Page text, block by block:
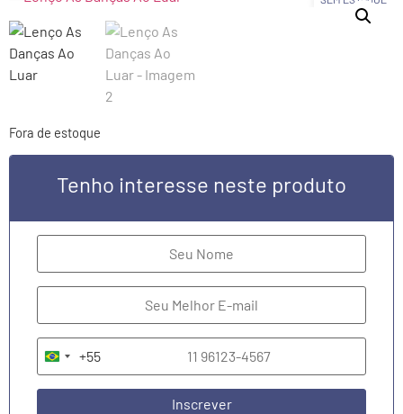
Fora de estoque
Tenho interesse neste produto
Brazil +55
+55
Inscrever